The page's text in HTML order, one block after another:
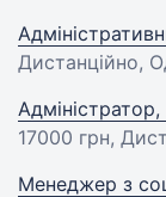
Дистанційно,
17000 грн,
Менеджер з